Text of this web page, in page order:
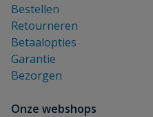
Bestellen
Retourneren
Betaalopties
Garantie
Bezorgen
Onze webshops